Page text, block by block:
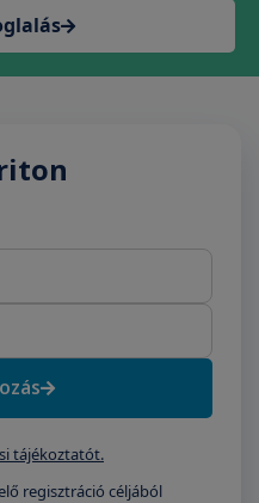
tájékoztatót.
regisztráció céljából